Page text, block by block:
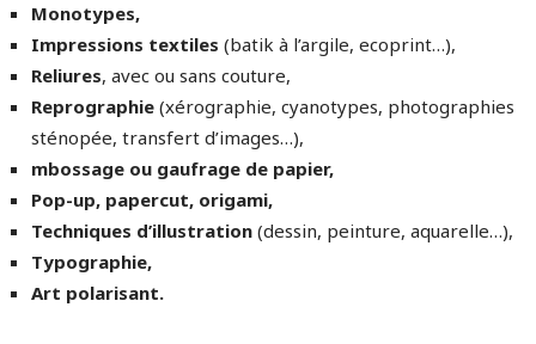
Monotypes,
Impressions textiles (batik à l’argile, ecoprint…),
Reliures, avec ou sans couture,
Reprographie (xérographie, cyanotypes, photographies
sténopée, transfert d’images…),
mbossage ou gaufrage de papier,
Pop-up, papercut, origami,
Techniques d’illustration (dessin, peinture, aquarelle…),
Typographie,
Art polarisant.